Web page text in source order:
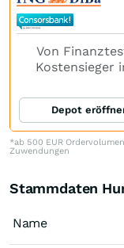
Von
Kostensieger
Depot
*ab 500 EUR
Zuwendungen
Stammdaten
Name